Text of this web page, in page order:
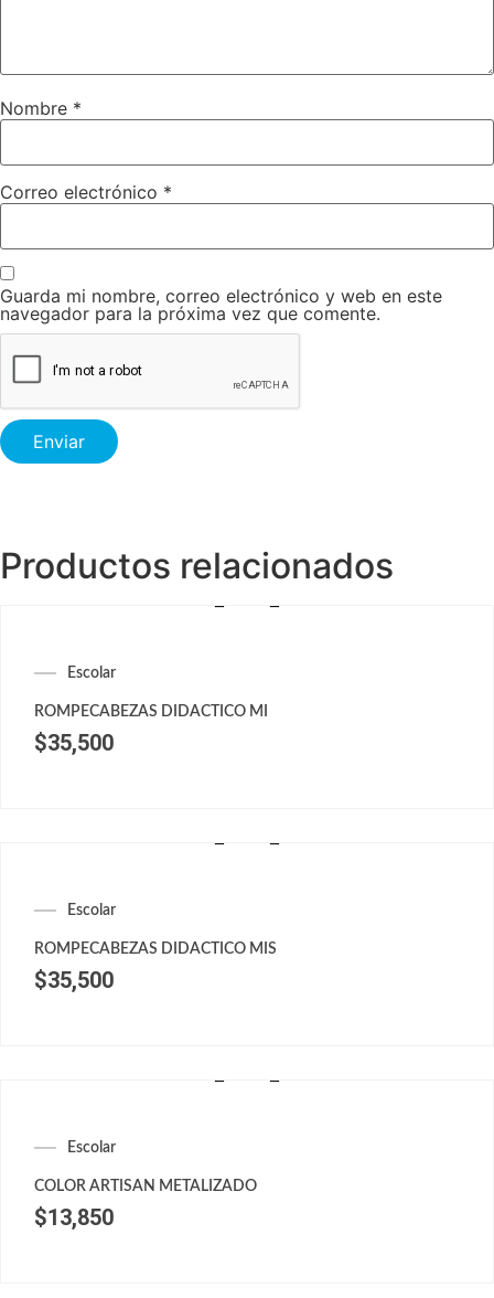
Nombre *
Correo electrónico *
Guarda mi nombre, correo electrónico y web en este
navegador para la próxima vez que comente.
Productos relacionados
Escolar
ROMPECABEZAS DIDACTICO MI
$35,500
Escolar
ROMPECABEZAS DIDACTICO MIS
$35,500
Escolar
COLOR ARTISAN METALIZADO
$13,850